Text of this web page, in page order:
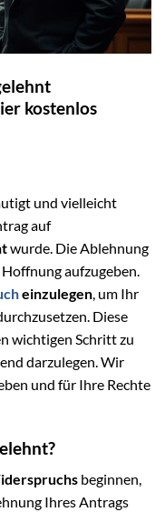
kostenlos
und vielleicht
auf
wurde. Die Ablehnung
aufzugeben.
einzulegen, um Ihr
Diese
wichtigen Schritt zu
darzulegen. Wir
und für Ihre Rechte
beginnen,
Ihres Antrags